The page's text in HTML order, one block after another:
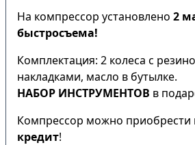
На компрессор установлено 2
быстросъема!
Комплектация: 2 колеса с
накладками, масло в бутылке.
НАБОР ИНСТРУМЕНТОВ в
Компрессор можно приобрести
кредит!